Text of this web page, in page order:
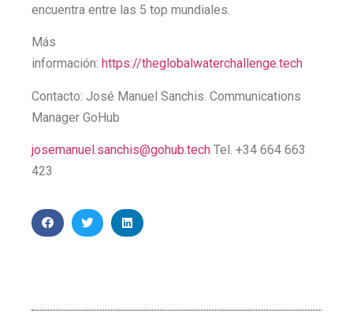
encuentra entre las 5 top mundiales.
Más
información: https://theglobalwaterchallenge.tech
Contacto: José Manuel Sanchis. Communications
Manager GoHub
josemanuel.sanchis@gohub.tech Tel. +34 664 663
423